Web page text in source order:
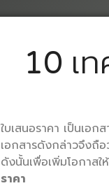
10 เท
ใบเสนอราคา เป็นเอ
เอกสารดังกล่าวจึงถื
ดังนั้นเพื่อเพิ่มโอกาส
ราคา